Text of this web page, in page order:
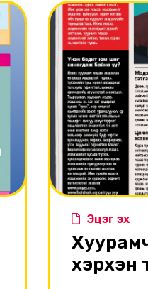
Эцэг эх
хэрхэн